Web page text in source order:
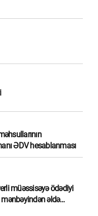
ƏDV hesablanması
müəssisəyə ödədiyi
əldə